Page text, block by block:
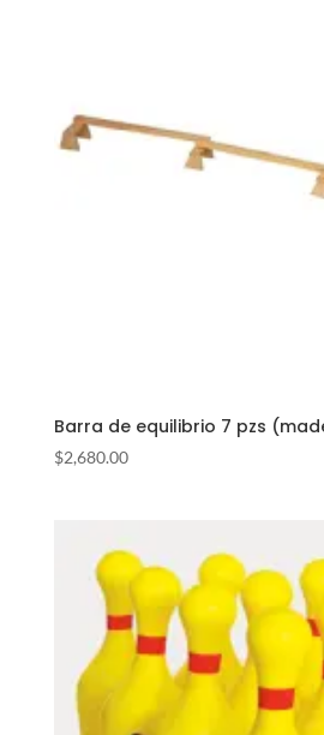
Barra de equilibrio 7 pzs
$2,680.00